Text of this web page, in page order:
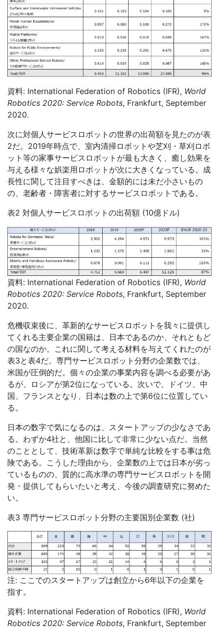
資料: International Federation of Robotics (IFR), World
Robotics 2020: Service Robots, Frankfurt, September
2020.
次に対個人サービスロボットの世界の出荷額を見たのが表
2だ。 2019年時点で、室内清掃ロボットや芝刈・草刈ロボ
ット等の家事サービスロボットが最も大きく、癒し効果を
与える様々な娯楽用ロボットが次に大きくなっている。成
長性に関して注目すべきは、金額的には未だ小さいもの
の、老齢者・障害者に対するサービスロボットである。
表2 対個人サービスロボットの出荷額 (10億ドル)
資料: International Federation of Robotics (IFR), World
Robotics 2020: Service Robots, Frankfurt, September
2020.
危機収束後に、革新的なサービスロボットを我々に提供し
てくれる主要企業の国籍は、日本であるのか、それともど
の国なのか。これに関して考える材料を与えてくれたのが
表3と表4だ。専門サービスロボット分野の企業数では、
米国が圧倒的だ。個々の企業の事業内容を調べる必要があ
るが、ロシアが第2位になっている。次いで、ドイツ、中
国、フランスとなり、日本は数の上で第6位に位置してい
る。
日本の数字で気になるのは、スタートアップの少なさであ
る。わずか4社と、他国に比して非常に少ない点だ。当然
のこととして、技術革新は数字で単純な比較をする事は危
険である。こうした理由から、企業数の上では日本が劣っ
ているものの、質的に高水準の専門サービスロボットを開
発・提供してもらいたいと考え、今後の調査研究に努めた
い。
表3 専門サービスロボット分野の主要国別企業数 (社)
注: ここでのスタートアップは創立から6年以下の企業を
指す。
資料: International Federation of Robotics (IFR), World
Robotics 2020: Service Robots, Frankfurt, September